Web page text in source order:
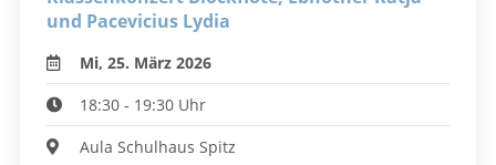
und Pacevicius Lydia
Mi, 25. März 2026
18:30 - 19:30 Uhr
Aula Schulhaus Spitz